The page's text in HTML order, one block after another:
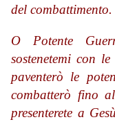
del combattimento.
O Potente
sostenetemi con
paventerò le
combatterò fino
presenterete a